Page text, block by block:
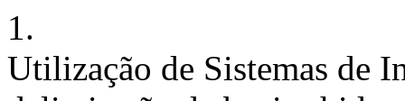
1.
Utilização de Sistemas de